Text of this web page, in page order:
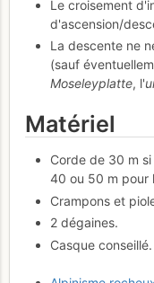
Le croisement
d'ascension/
La descente ne
(sauf
Moseleyplatte, l'
Matériel
Corde de 30 m
40 ou 50 m pour
Crampons et
2 dégaines.
Casque conseillé.